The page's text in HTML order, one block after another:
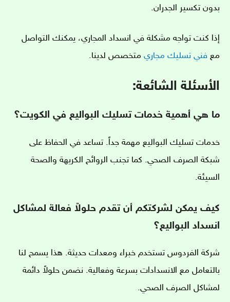
بدون تكسير الجدران.
إذا كنت تواجه مشكلة في انسداد المجاري، يمكنك التواصل
مع فني تسليك مجاري متخصص لدينا.
الأسئلة الشائعة:
ما هي أهمية خدمات تسليك البواليع في الكويت؟
خدمات تسليك البواليع مهمة جداً. تساعد في الحفاظ على
شبكة الصرف الصحي. كما تجنب الروائح الكريهة والصحة
السيئة.
كيف يمكن لشركتكم أن تقدم حلولاً فعالة لمشاكل
انسداد البواليع؟
شركة الفردوس تستخدم خبراء ومعدات حديثة. هذا يسمح لنا
بالتعامل مع الانسدادات بسرعة وفعالية. نضمن حلولاً دائمة
لمشاكل الصرف الصحي.